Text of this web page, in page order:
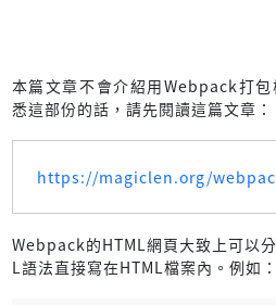
本篇文章不會介紹用Webpack打
悉這部份的話，請先閱讀這篇文章：
https://magiclen.org/
Webpack的HTML網頁大致上可以
L語法直接寫在HTML檔案內。例如：